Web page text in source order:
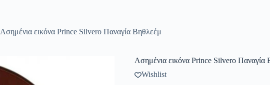
Ασημένια εικόνα Prince Silvero Παναγία Βηθλεέμ
Ασημένια εικόνα Prince Silvero Παναγία
Wishlist